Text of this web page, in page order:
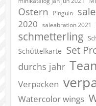
Ostern Pinguin
2020
saleabration 2021
schmetterling
Schüttelkarte Set
durchs jahr
Verpacken
Watercolor wings